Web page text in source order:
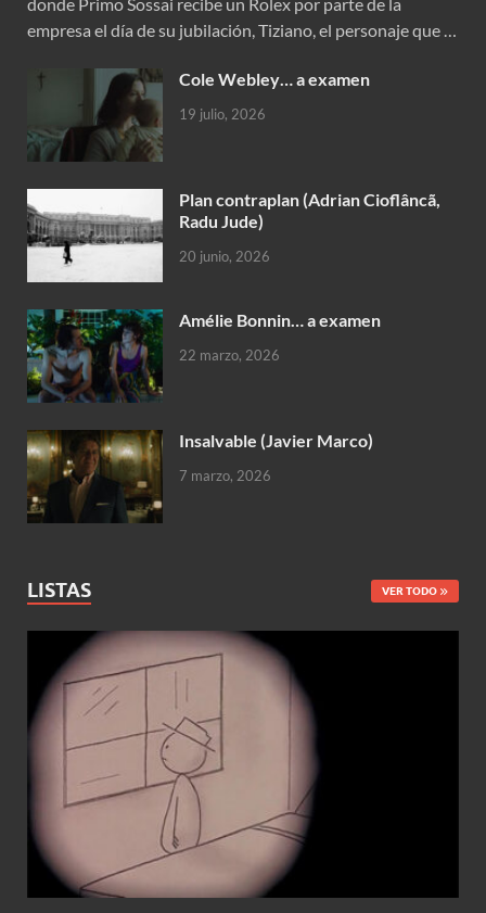
empresa el día de su jubilación, Tiziano, el personaje que …
Cole Webley… a examen
19 julio, 2026
Plan contraplan (Adrian Cioflâncã,
Radu Jude)
20 junio, 2026
Amélie Bonnin… a examen
22 marzo, 2026
Insalvable (Javier Marco)
7 marzo, 2026
LISTAS VER TODO